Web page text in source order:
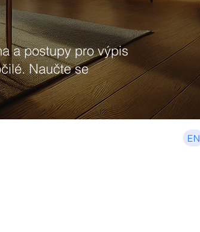
a postupy pro výpis
Naučte se
EN